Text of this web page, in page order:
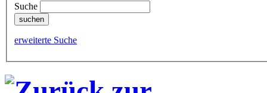
Suche
erweiterte Suche